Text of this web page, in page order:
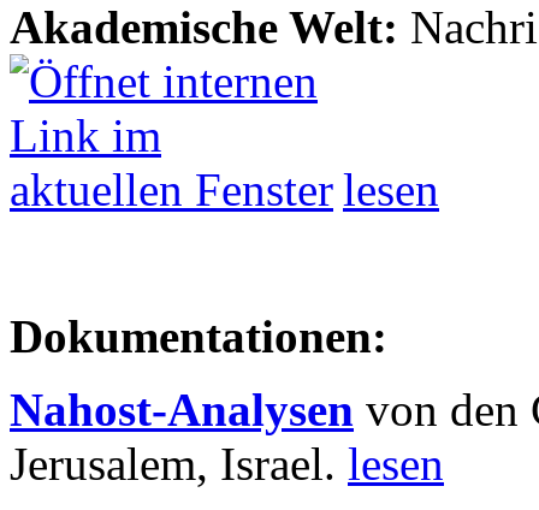
Akademische Welt:
lesen
Dokumentationen:
Nahost-Analysen von den
Jerusalem, Israel. lesen